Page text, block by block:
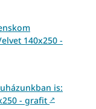
140x250 -
is:
- grafit ↗